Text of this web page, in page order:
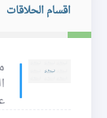
اقسام الحلاقات